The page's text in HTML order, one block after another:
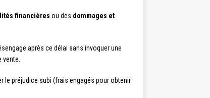
financières ou des dommages et
après ce délai sans invoquer une
le préjudice subi (frais engagés pour obtenir